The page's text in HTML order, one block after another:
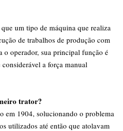
um tipo de máquina que realiza
de trabalhos de produção com
o operador, sua principal função é
a força manual
trator?
em 1904, solucionando o problema
utilizados até então que atolavam